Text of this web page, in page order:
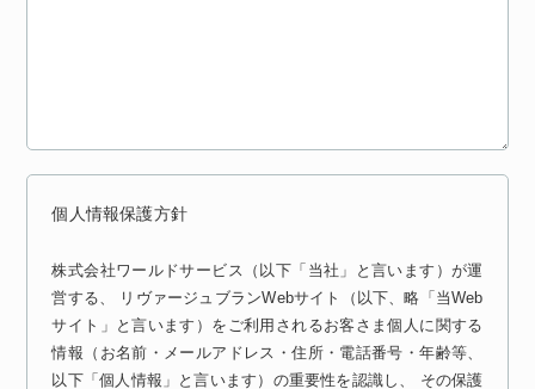
個人情報保護方針
株式会社ワールドサービス（以下「当社」と言います）が運
営する、 リヴァージュブランWebサイト（以下、略「当Web
サイト」と言います）をご利用されるお客さま個人に関する
情報（お名前・メールアドレス・住所・電話番号・年齢等、
以下「個人情報」と言います）の重要性を認識し、 その保護